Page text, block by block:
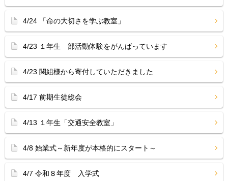
4/24 「命の大切さを学ぶ教室」
4/23 １年生 部活動体験をがんばっています
4/23 関組様から寄付していただきました
4/17 前期生徒総会
4/13 １年生「交通安全教室」
4/8 始業式～新年度が本格的にスタート～
4/7 令和８年度 入学式